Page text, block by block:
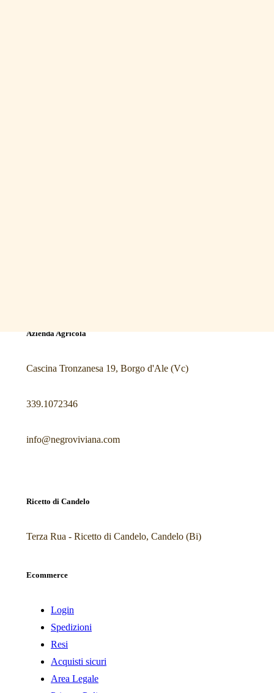
Azienda Agricola
Cascina Tronzanesa 19, Borgo d'Ale (Vc)
339.1072346
info@negroviviana.com
Ricetto di Candelo
Terza Rua - Ricetto di Candelo, Candelo (Bi)
Ecommerce
Login
Spedizioni
Resi
Acquisti sicuri
Area Legale